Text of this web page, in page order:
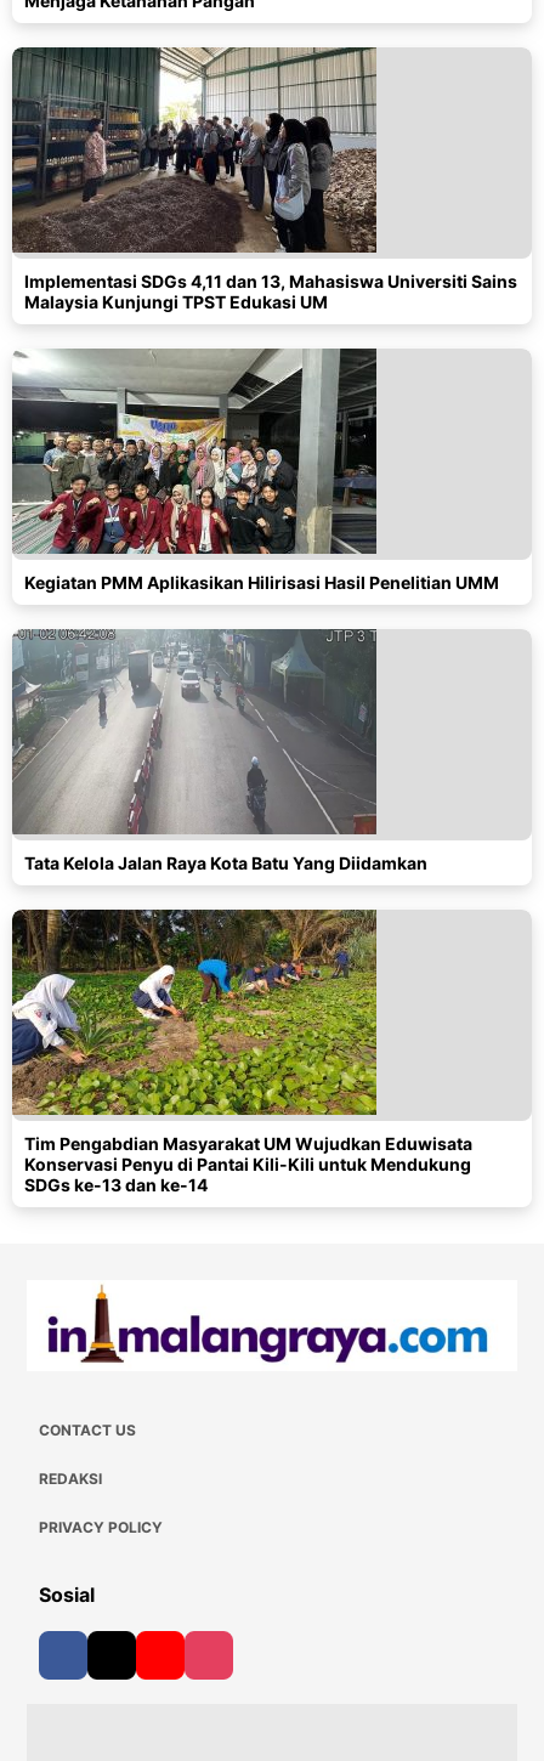
Implementasi SDGs 4,11 dan 13, Mahasiswa Universiti Sains
Malaysia Kunjungi TPST Edukasi UM
Kegiatan PMM Aplikasikan Hilirisasi Hasil Penelitian UMM
Tata Kelola Jalan Raya Kota Batu Yang Diidamkan
Tim Pengabdian Masyarakat UM Wujudkan Eduwisata
Konservasi Penyu di Pantai Kili-Kili untuk Mendukung
SDGs ke-13 dan ke-14
CONTACT US
REDAKSI
PRIVACY POLICY
Sosial